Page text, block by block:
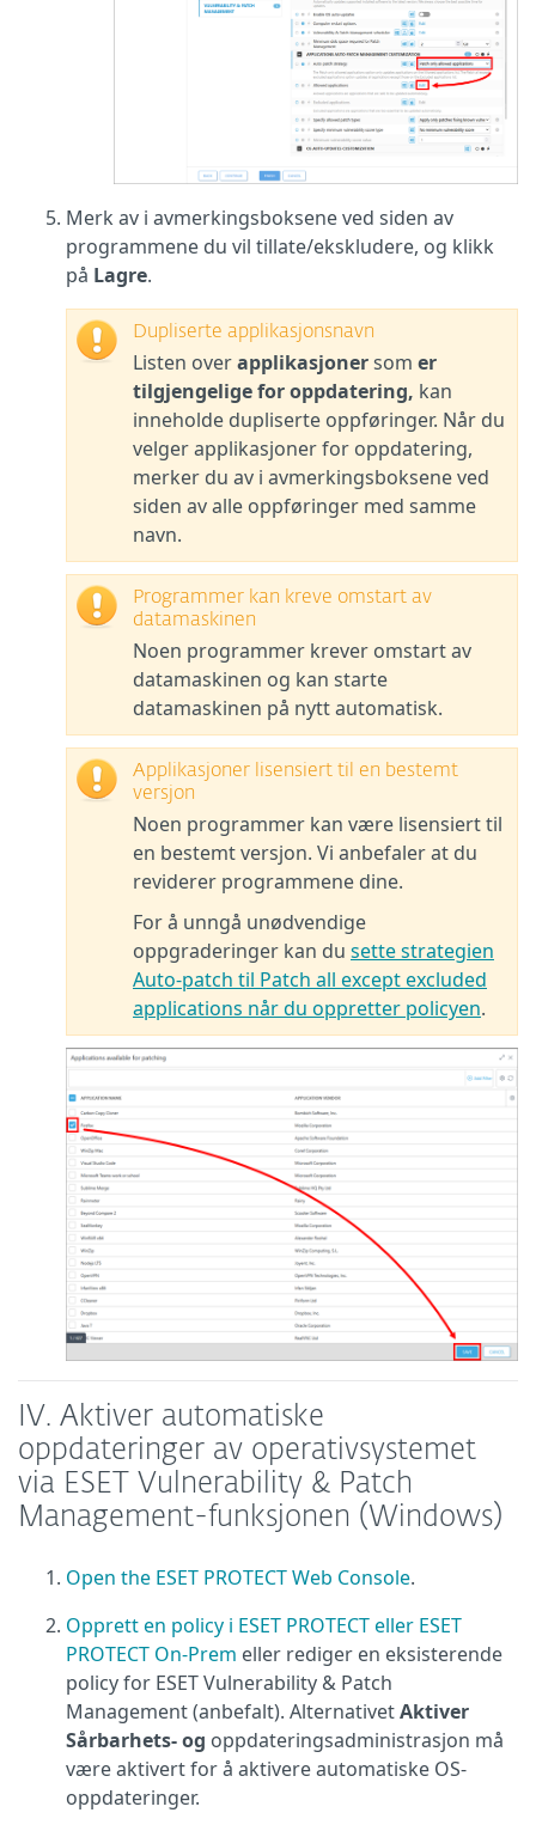
Merk av i avmerkingsboksene ved siden av
programmene du vil tillate/ekskludere, og klikk
på Lagre.
Dupliserte applikasjonsnavn
Listen overapplikasjonersom er
tilgjengelige for oppdatering, kan
inneholde dupliserte oppføringer. Når du
velger applikasjoner for oppdatering,
merker du av i avmerkingsboksene ved
siden av alle oppføringer med samme
navn.
Programmer kan kreve omstart av
datamaskinen
Noen programmer krever omstart av
datamaskinen og kan starte
datamaskinen på nytt automatisk.
Applikasjoner lisensiert til en bestemt
versjon
Noen programmer kan være lisensiert til
en bestemt versjon. Vi anbefaler at du
reviderer programmene dine.
For å unngå unødvendige
oppgraderinger kan du sette strategien
Auto-patch til Patch all except excluded
applications når du oppretter policyen.
IV. Aktiver automatiske
oppdateringer av operativsystemet
via ESET Vulnerability & Patch
Management-funksjonen (Windows)
Open the ESET PROTECT Web Console.
Opprett en policy i ESET PROTECT eller ESET
PROTECT On-Prem eller rediger en eksisterende
policy for ESET Vulnerability & Patch
Management (anbefalt). AlternativetAktiver
Sårbarhets- og oppdateringsadministrasjon må
være aktivert for å aktivere automatiske OS-
oppdateringer.